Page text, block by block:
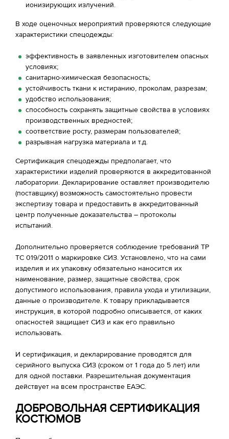
ионизирующих излучений.
В ходе оценочных мероприятий проверяются следующие
характеристики спецодежды:
эффективность в заявленных изготовителем опасных
условиях;
санитарно-химическая безопасность;
устойчивость ткани к истиранию, проколам, разрезам;
удобство использования;
способность сохранять защитные свойства в условиях
производственных вредностей;
соответствие росту, размерам пользователей;
разрывная нагрузка материала и т.д.
Сертификация спецодежды предполагает, что
характеристики изделий проверяются в аккредитованной
лаборатории. Декларирование оставляет производителю
(поставщику) возможность самостоятельно провести
экспертизу товара и предоставить в аккредитованный
центр полученные доказательства – протоколы
испытаний.
Дополнительно проверяется соблюдение требований ТР
ТС 019/2011 о маркировке СИЗ. Установлено, что на сами
изделия и их упаковку обязательно наносится их
наименование, размер, защитные свойства, срок
допустимого использования, правила ухода и утилизации,
данные о производителе. К товару прикладывается
инструкция, в которой подробно описывается, от каких
опасностей защищает СИЗ и как его правильно
использовать.
И сертификация, и декларирование проводятся для
серийного выпуска СИЗ (сроком от 1 года до 5 лет) или
для одной поставки. Разрешительная документация
действует на всем пространстве ЕАЭС.
ДОБРОВОЛЬНАЯ СЕРТИФИКАЦИЯ
КОСТЮМОВ